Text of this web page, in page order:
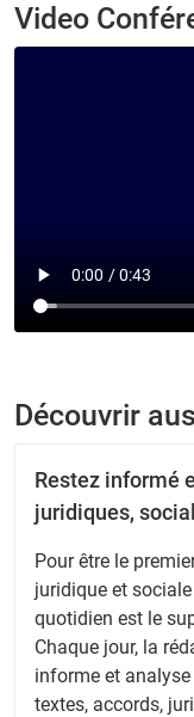
Video
Découvrir
Restez informé
juridiques,
Pour être le
juridique et
quotidien est le
Chaque jour, la
informe et
textes, accords,